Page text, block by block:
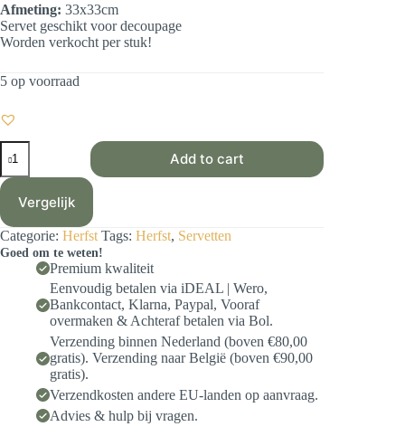
Afmeting: 33x33cm
Servet geschikt voor decoupage
Worden verkocht per stuk!
5 op voorraad
Servet
Herfst
-
Herfst
pompoenen
-
H0022
-
Add to cart
Vergelijk
Categorie: Herfst Tags: Herfst, Servetten
Goed om te weten!
Premium kwaliteit
Eenvoudig betalen via iDEAL | Wero,
Bankcontact, Klarna, Paypal, Vooraf
overmaken & Achteraf betalen via Bol.
Verzending binnen Nederland (boven €80,00
gratis). Verzending naar België (boven €90,00
gratis).
Verzendkosten andere EU-landen op aanvraag.
Advies & hulp bij vragen.